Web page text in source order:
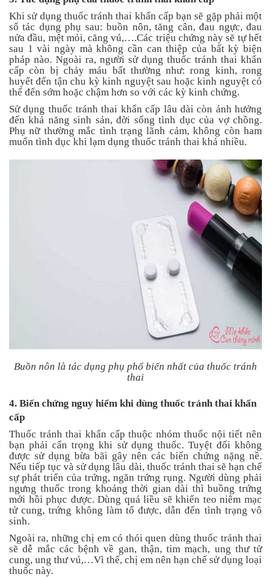
Khi sử dụng thuốc tránh thai khẩn cấp bạn sẽ gặp phải một
số tác dụng phụ sau: buồn nôn, tăng cân, đau ngực, đau
nửa đầu, mệt mỏi, căng vú,….Các triệu chứng này sẽ tự hết
sau 1 vài ngày mà không cần can thiệp của bất kỳ biện
pháp nào. Ngoài ra, người sử dụng thuốc tránh thai khẩn
cấp còn bị chảy máu bất thường như: rong kinh, rong
huyết đến tận chu kỳ kinh nguyệt sau hoặc kinh nguyệt có
thể đến sớm hoặc chậm hơn so với các kỳ kinh chứng.
Sử dụng thuốc tránh thai khẩn cấp lâu dài còn ảnh hưởng
đến khả năng sinh sản, đời sống tình dục của vợ chồng.
Phụ nữ thường mắc tình trạng lãnh cảm, không còn ham
muốn tình dục khi lạm dụng thuốc tránh thai khá nhiều.
Buồn nôn là tác dụng phụ phổ biến nhất của thuốc tránh
thai
4. Biến chứng nguy hiểm khi dùng thuốc tránh thai khẩn
cấp
Thuốc tránh thai khẩn cấp thuộc nhóm thuốc nội tiết nên
bạn phải cẩn trọng khi sử dụng thuốc. Tuyệt đối không
được sử dụng bừa bãi gây nên các biến chứng nặng nề.
Nếu tiếp tục và sử dụng lâu dài, thuốc tránh thai sẽ hạn chế
sự phát triển của trứng, ngăn trứng rụng. Người dùng phải
ngưng thuốc trong khoảng thời gian dài thì buồng trứng
mới hồi phục được. Dùng quá liều sẽ khiến teo niêm mạc
tử cung, trứng không làm tổ được, dẫn đến tình trạng vô
sinh.
Ngoài ra, những chị em có thói quen dùng thuốc tránh thai
sẽ dễ mắc các bệnh về gan, thận, tim mạch, ung thư tử
cung, ung thư vú,…Vì thế, chị em nên hạn chế sử dụng loại
thuốc này.